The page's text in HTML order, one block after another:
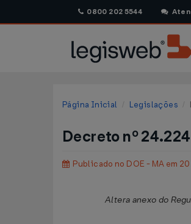
0800 202 5544
Página Inicial Legislações
Decreto nº
Publicado no DOE - MA em
Altera anexo do